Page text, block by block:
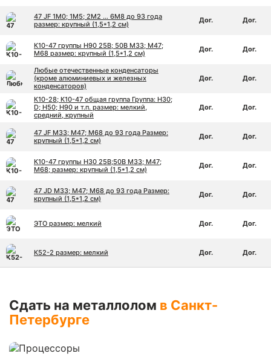
47 JF 1М0; 1М5; 2М2 … 6М8 до 93 года
размер: крупный (1,5*1,2 см)
Дог. Дог.
К10-47 группы Н90 25В; 50В М33; М47;
М68 размер: крупный (1,5*1,2 см)
Дог. Дог.
Любые отечественные конденсаторы
(кроме алюминиевых и железных
конденсаторов)
Дог. Дог.
К10-28; К10-47 общая группа Группа: Н30;
D; Н50; Н90 и т.п. размер: мелкий,
средний, крупный
Дог. Дог.
47 JF М33; М47; М68 до 93 года Размер:
крупный (1,5*1,2 см)
Дог. Дог.
К10-47 группы Н30 25В;50В М33; М47;
М68; размер: крупный (1,5*1,2 см)
Дог. Дог.
47 JD М33; М47; М68 до 93 года Размер:
крупный (1,5*1,2 см)
Дог. Дог.
ЭТО размер: мелкий Дог. Дог.
К52-2 размер: мелкий Дог. Дог.
Сдать на металлолом в Санкт-
Петербурге